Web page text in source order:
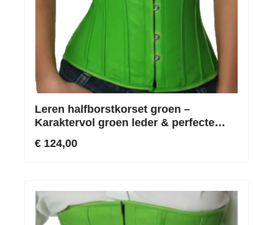
Leren halfborstkorset groen –
Karaktervol groen leder & perfecte
€ 124,00